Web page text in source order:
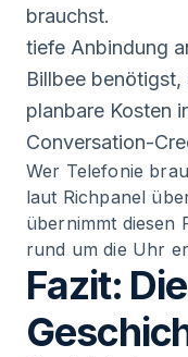
brauchst.
tiefe Anbindung
Billbee
planbare Kosten
Conversation-
Wer Telefonie
laut Richpanel
übernimmt diesen
rund um die Uhr
Fazit: